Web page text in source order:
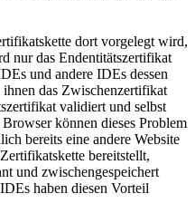
dort vorgelegt wird,
nur das Endentitätszertifikat
und andere IDEs dessen
das Zwischenzertifikat
validiert und selbst
können dieses Problem
bereits eine andere Website
bereitstellt,
und zwischengespeichert
haben diesen Vorteil